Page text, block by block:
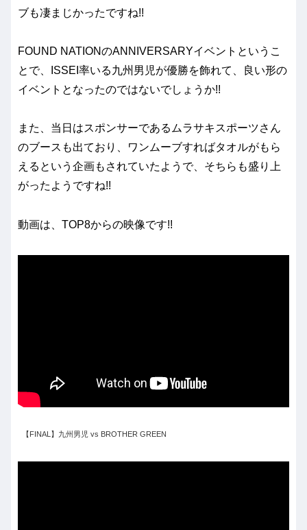
ブも凄まじかったですね!!
FOUND NATIONのANNIVERSARYイベントというこ
とで、ISSEI率いる九州男児が優勝を飾れて、良い形の
イベントとなったのではないでしょうか!!
また、当日はスポンサーであるムラサキスポーツさん
のブースも出ており、ワンムーブすればタオルがもら
えるという企画もされていたようで、そちらも盛り上
がったようですね!!
動画は、TOP8からの映像です!!
【FINAL】九州男児 vs BROTHER GREEN